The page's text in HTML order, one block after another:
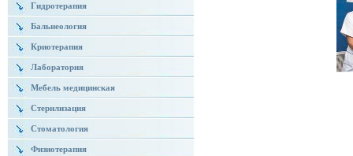
Гидротерапия
Бальнеология
Криотерапия
Лаборатория
Мебель медицинская
Стерилизация
Стоматология
Физиотерапия